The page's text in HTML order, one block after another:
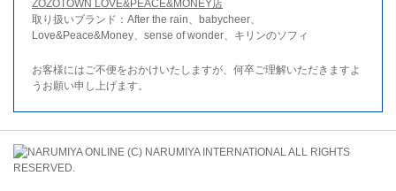
ZOZOTOWN LOVE&PEACE&MONEY店
取り扱いブランド：After the rain、babycheer、
Love&Peace&Money、sense of wonder、キリンのソフィ
お客様にはご不便をおかけいたしますが、何卒ご理解いただきますよ
うお願い申し上げます。